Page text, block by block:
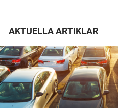
AKTUELLA ARTIKLAR